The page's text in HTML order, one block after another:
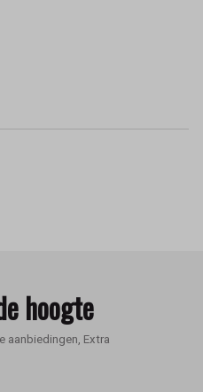
hoogte
aanbiedingen, Extra